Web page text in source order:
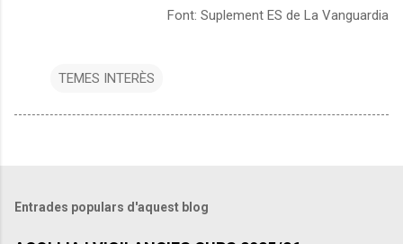
Font: Suplement ES de La Vanguardia
TEMES INTERÈS
Entrades populars d'aquest blog